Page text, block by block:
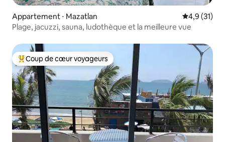
Appartement ⋅ Mazatlan Évaluation
4,9 (31)
Plage, jacuzzi, sauna, ludothèque et la meilleure vue
Coups de cœur voyageurs les plus appréciés
Coup de cœur voyageurs